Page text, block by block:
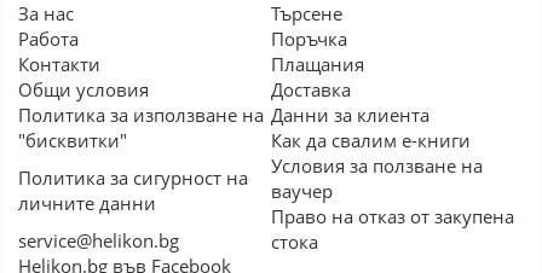
За нас
Работа
Контакти
Общи условия
Политика за използване на
"бисквитки"
Политика за сигурност на
личните данни
service@helikon.bg
Helikon.bg във Facebook
Търсене
Поръчка
Плащания
Доставка
Данни за клиента
Как да свалим е-книги
Условия за ползване на
ваучер
Право на отказ от закупена
стока